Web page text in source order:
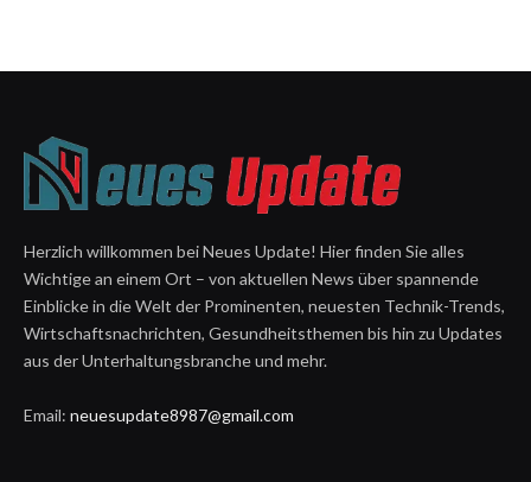
Herzlich willkommen bei Neues Update! Hier finden Sie alles
Wichtige an einem Ort – von aktuellen News über spannende
Einblicke in die Welt der Prominenten, neuesten Technik-Trends,
Wirtschaftsnachrichten, Gesundheitsthemen bis hin zu Updates
aus der Unterhaltungsbranche und mehr.
Email: neuesupdate8987@gmail.com